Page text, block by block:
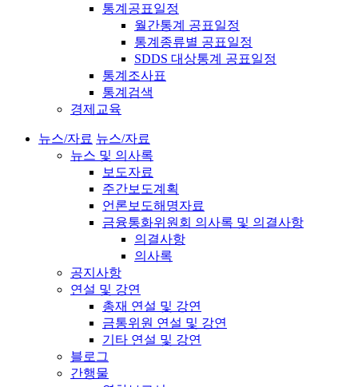
통계공표일정
월간통계 공표일정
통계종류별 공표일정
SDDS 대상통계 공표일정
통계조사표
통계검색
경제교육
뉴스/자료 뉴스/자료
뉴스 및 의사록
보도자료
주간보도계획
언론보도해명자료
금융통화위원회 의사록 및 의결사항
의결사항
의사록
공지사항
연설 및 강연
총재 연설 및 강연
금통위원 연설 및 강연
기타 연설 및 강연
블로그
간행물